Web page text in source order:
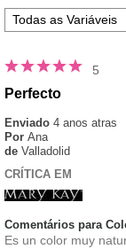
5
Perfecto
Enviado 4 anos atras
Por Ana
de Valladolid
CRÍTICA EM
Comentários para
Es un color muy